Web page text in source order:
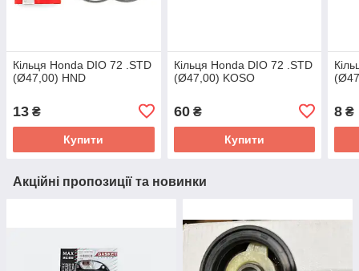
Кільця Honda DIO 72 .STD
(Ø47,00) HND
13 ₴
Купити
Кільця Honda DIO 72 .STD
(Ø47,00) KOSO
60₴
Купити
8 ₴
Акційні пропозиції та новинки